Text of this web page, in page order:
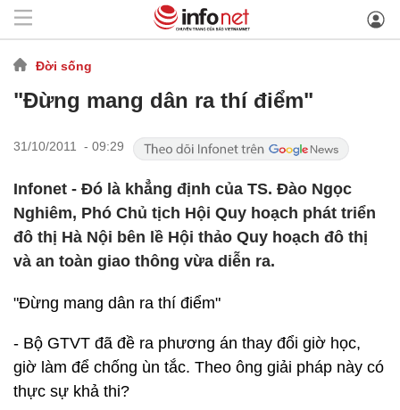
Đời sống
"Đừng mang dân ra thí điểm"
31/10/2011 - 09:29
Infonet - Đó là khẳng định của TS. Đào Ngọc
Nghiêm, Phó Chủ tịch Hội Quy hoạch phát triển
đô thị Hà Nội bên lề Hội thảo Quy hoạch đô thị
và an toàn giao thông vừa diễn ra.
"Đừng mang dân ra thí điểm"
- Bộ GTVT đã đề ra phương án thay đổi giờ học,
giờ làm để chống ùn tắc. Theo ông giải pháp này có
thực sự khả thi?